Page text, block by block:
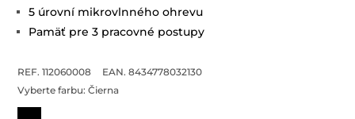
5 úrovní mikrovlnného ohrevu
Pamäť pre 3 pracovné postupy
REF. 112060008
EAN. 8434778032130
Vyberte farbu:Čierna